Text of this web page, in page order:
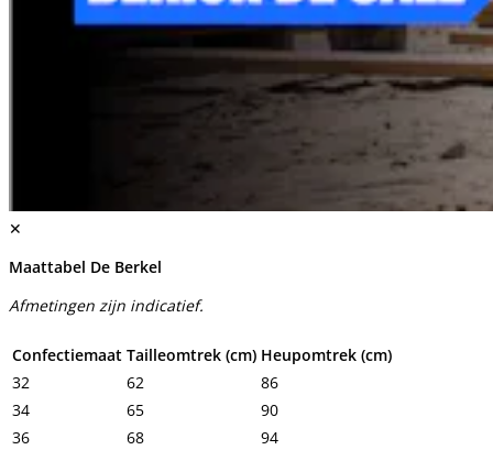
✕
Maattabel De Berkel
Afmetingen zijn indicatief.
Confectiemaat Tailleomtrek (cm) Heupomtrek (cm)
32
62
86
34
65
90
36
68
94